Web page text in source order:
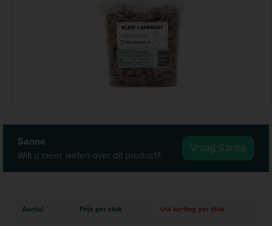
Sanne
Wilt u meer weten over dit product?
Vraag Sanne
Aantal Prijs per stuk Uw korting per stuk